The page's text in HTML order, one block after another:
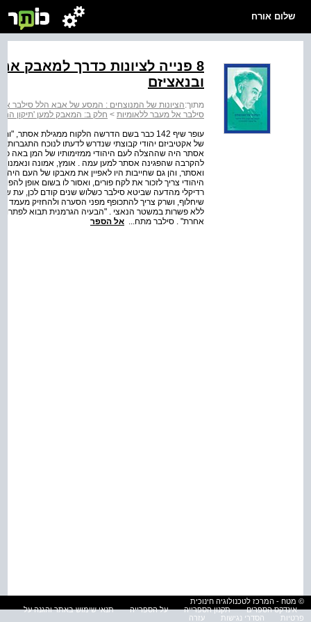
שלום אורח
8 פנייה לציונות כדרך למאבק
ובנאציזם
מתוך:הציונות של המנוצחים : המסע של אבא הלל סילבר אל
סילבר אל מעבר ללאומיות > חלק ב: המאבק למען 'תיקון
של אקטיביזם יהודי קבוצתי שנדרש לדעתו לנוכח
אסתר היה שההצלה לעם היהודי ממזימותיו של המן באה
להקרבה שהפגינה אסתר למען עמה . אומץ, אמונה ונאמנות,
ואסתר, והן גם שחייבות היו לאפיין את מאבקו של העם
היהודי צריך לזכור את לקח פורים, ואסור לו בשום אופן
שיחלוף, ושרק צריך להתכופף מפני הסערה ולהחזיק מעמד
אחרת" . סילבר מתח... אל הספר
© מטח - המרכז לטכנולוגיה חינוכית
אינדקס הספרים
תקנון הספרייה על הספרייה
תנאי שימוש באתר והגנה על
פרטיות
הסדרי נגישות עזרה